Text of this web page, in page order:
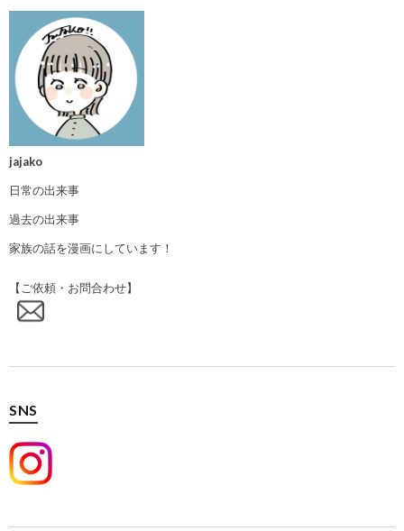
jajako
日常の出来事
過去の出来事
家族の話を漫画にしています！
【ご依頼・お問合わせ】
SNS